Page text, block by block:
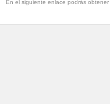
En el siguiente enlace podrás obtener